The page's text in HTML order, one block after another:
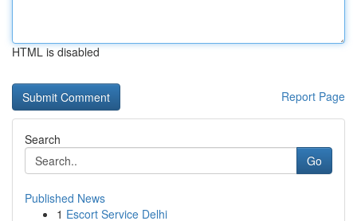
HTML is disabled
Report Page
Search
Go
Published News
1 Escort Service Delhi